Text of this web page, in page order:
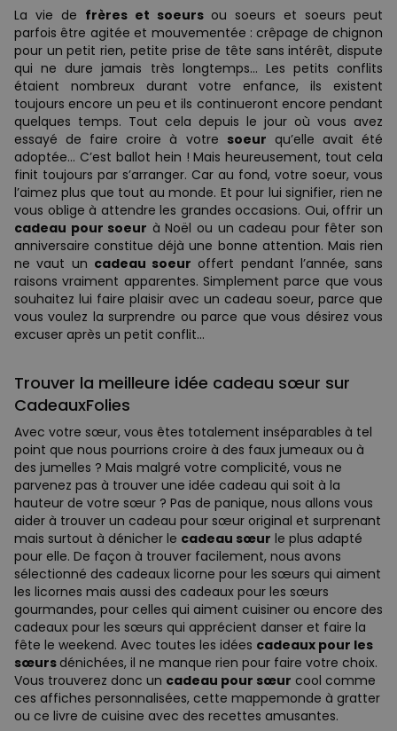
La vie de frères et soeursou soeurs et soeurs peut
parfois être agitée et mouvementée : crêpage de chignon
pour un petit rien, petite prise de tête sans intérêt, dispute
qui ne dure jamais très longtemps… Les petits conflits
étaient nombreux durant votre enfance, ils existent
toujours encore un peu et ils continueront encore pendant
quelques temps. Tout cela depuis le jour où vous avez
essayé de faire croire à votre soeur qu’elle avait été
adoptée… C’est ballot hein ! Mais heureusement, tout cela
finit toujours par s’arranger. Car au fond, votre soeur, vous
l’aimez plus que tout au monde. Et pour lui signifier, rien ne
vous oblige à attendre les grandes occasions. Oui, offrir un
cadeau pour soeur à Noël ou un cadeau pour fêter son
anniversaire constitue déjà une bonne attention. Mais rien
ne vaut un cadeau soeur offert pendant l’année, sans
raisons vraiment apparentes. Simplement parce que vous
souhaitez lui faire plaisir avec un cadeau soeur, parce que
vous voulez la surprendre ou parce que vous désirez vous
excuser après un petit conflit…
Trouver la meilleure idée cadeau sœur sur
CadeauxFolies
Avec votre sœur, vous êtes totalement inséparables à tel
point que nous pourrions croire à des faux jumeaux ou à
des jumelles ? Mais malgré votre complicité, vous ne
parvenez pas à trouver une idée cadeau qui soit à la
hauteur de votre sœur ? Pas de panique, nous allons vous
aider à trouver un cadeau pour sœur original et surprenant
mais surtout à dénicher le cadeau sœur le plus adapté
pour elle. De façon à trouver facilement, nous avons
sélectionné des cadeaux licorne pour les sœurs qui aiment
les licornes mais aussi des cadeaux pour les sœurs
gourmandes, pour celles qui aiment cuisiner ou encore des
cadeaux pour les sœurs qui apprécient danser et faire la
fête le weekend. Avec toutes les idées cadeaux pour les
sœursdénichées, il ne manque rien pour faire votre choix.
Vous trouverez donc un cadeau pour sœur cool comme
ces affiches personnalisées, cette mappemonde à gratter
ou ce livre de cuisine avec des recettes amusantes.